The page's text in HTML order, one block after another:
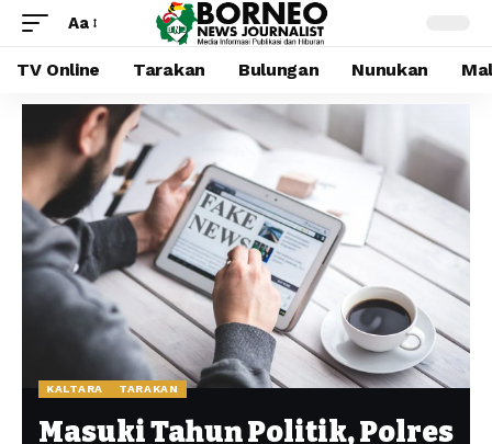
Aa
TV Online Tarakan Bulungan Nunukan
KALTARA TARAKAN
Masuki Tahun Politik, Polres